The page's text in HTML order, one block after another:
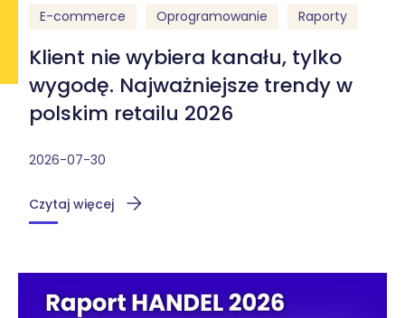
E-commerce Oprogramowanie Raporty
Klient nie wybiera kanału, tylko
wygodę. Najważniejsze trendy w
polskim retailu 2026
2026-07-30
Czytaj więcej